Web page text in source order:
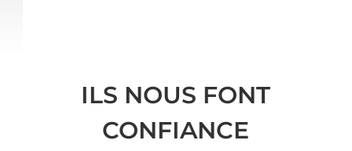
ILS NOUS FONT
CONFIANCE